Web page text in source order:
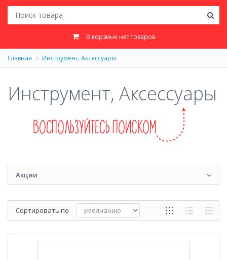
В корзине нет товаров
Главная Инструмент, Аксессуары
Инструмент, Аксессуары
Акции
Сортировать по